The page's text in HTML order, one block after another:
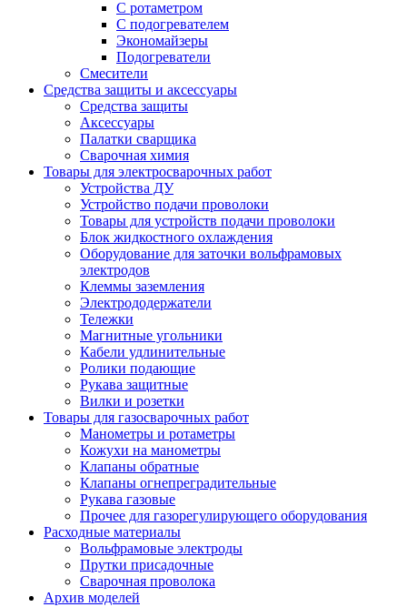
С ротаметром
С подогревателем
Экономайзеры
Подогреватели
Смесители
Средства защиты и аксессуары
Средства защиты
Аксессуары
Палатки сварщика
Сварочная химия
Товары для электросварочных работ
Устройства ДУ
Устройство подачи проволоки
Товары для устройств подачи проволоки
Блок жидкостного охлаждения
Оборудование для заточки вольфрамовых
электродов
Клеммы заземления
Электрододержатели
Тележки
Магнитные угольники
Кабели удлинительные
Ролики подающие
Рукава защитные
Вилки и розетки
Товары для газосварочных работ
Манометры и ротаметры
Кожухи на манометры
Клапаны обратные
Клапаны огнепреградительные
Рукава газовые
Прочее для газорегулирующего оборудования
Расходные материалы
Вольфрамовые электроды
Прутки присадочные
Сварочная проволока
Архив моделей